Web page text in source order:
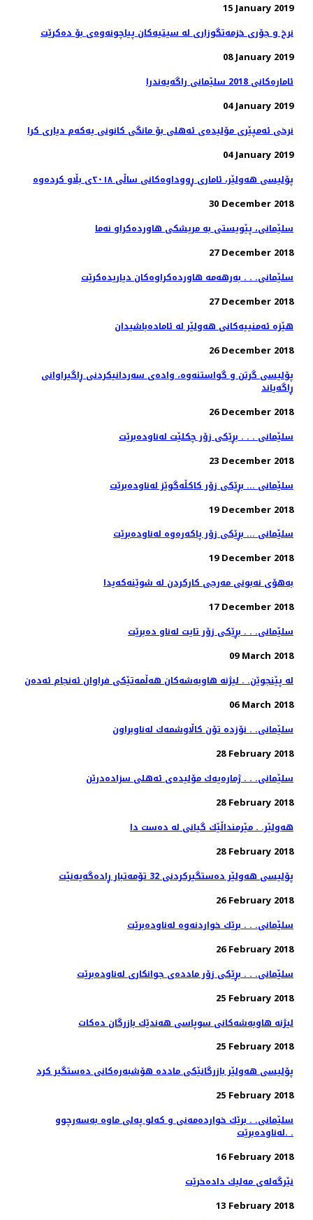
15 January 2019
08 January 2019
ئاماره‌كانی 2018 سلێمانی راگه‌یه‌ندرا
04 January 2019
نرخی ئەمپێری مۆلیدەی ئەهلی بۆ مانگی كانونی یەكەم دیاری كرا
04 January 2019
پۆلیسی هەولێر، ئاماری ڕووداوەكانی ساڵی ٢٠١٨ی بڵاو كردەوە
30 December 2018
27 December 2018
سلێمانی. . . به‌رهه‌مه‌ هاورده‌كراوه‌كان دیاریده‌كرێت
27 December 2018
هێزە ئەمنییەكانی هەولێر لە ئامادەباشیدان
26 December 2018
پۆلیسی گرتن و گواستنەوە، وادەی سەردانیكردنی ڕاگیراوانی
ڕاگەیاند
26 December 2018
سلێمانی . . . بڕێكی زۆر چكلێت له‌ناوده‌برێت
23 December 2018
سلێمانی ... بڕێكی زۆر كاكڵه‌گوێز له‌ناوده‌برێت
19 December 2018
سلێمانی ... بڕێكی زۆر پاكه‌ره‌وه‌ له‌ناوده‌برێت
19 December 2018
به‌هۆی نه‌بونی مه‌رجی كاركردن له‌ شوێنه‌كه‌یدا
17 December 2018
سلێمانی. . . بڕێكی زۆر تایت له‌ناو ده‌برێت
09 March 2018
له‌ پێنجوێن. . لیژنه‌ هاوبه‌شه‌كان هه‌ڵمه‌تێكی فراوان ئه‌نجام ئه‌ده‌ن
06 March 2018
سلێمانی. . نۆزده‌ تۆن كاڵاوشمه‌ك له‌ناوبراون
28 February 2018
سلێمانی. . . ژماره‌یه‌ك مۆلیده‌ی ئه‌هلی سزاده‌درێن
28 February 2018
هەولێر. . مێرمنداڵێك گیانی لە دەست دا
28 February 2018
پۆلیسی هەولێر دەستگیركردنی 32 تۆمەتبار ڕادەگەیەنێت
26 February 2018
سلێمانی. . . برێك خواردنه‌وه‌ له‌ناوده‌برێت
26 February 2018
سلێمانی. . . بڕێكی زۆر مادده‌ی جوانكاری له‌ناوده‌برێت
25 February 2018
لیژنه‌ هاوبه‌شه‌كانی سوپاسی هه‌ندێك بازرگان ده‌كات
25 February 2018
پۆلیسی هەولێر بازرگانێكی ماددە هۆشبەرەكانی دەستگیر كرد
25 February 2018
سلێمانی. . برێك خوارده‌مه‌نی و كه‌لو په‌لی ماوه‌ به‌سه‌رچوو
له‌ناوده‌برێت. .
16 February 2018
نێرگه‌له‌ی مه‌لیك داده‌خرێت
13 February 2018